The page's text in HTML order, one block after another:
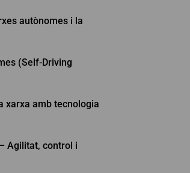
autònomes i la
(Self-Driving
xarxa amb tecnologia
Agilitat, control i